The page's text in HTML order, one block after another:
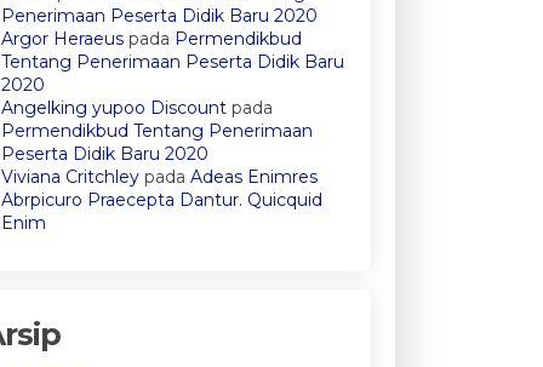
Penerimaan Peserta Didik Baru 2020
Argor Heraeus pada Permendikbud
Tentang Penerimaan Peserta Didik Baru
2020
Angelking yupoo Discount pada
Permendikbud Tentang Penerimaan
Peserta Didik Baru 2020
Viviana Critchley padaAdeas Enimres
Abrpicuro Praecepta Dantur. Quicquid
Enim